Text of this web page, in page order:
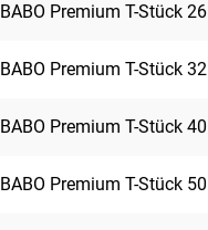
BABO Premium T-Stück 26
BABO Premium T-Stück 32
BABO Premium T-Stück 40
BABO Premium T-Stück 50